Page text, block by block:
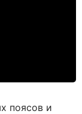
поясов и